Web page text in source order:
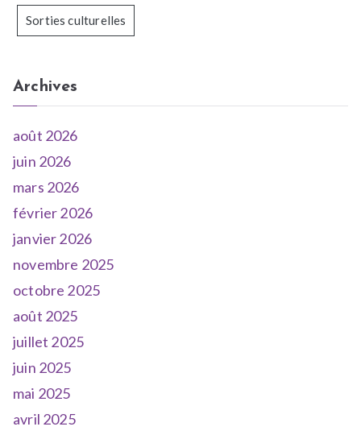
Sorties culturelles
Archives
août 2026
juin 2026
mars 2026
février 2026
janvier 2026
novembre 2025
octobre 2025
août 2025
juillet 2025
juin 2025
mai 2025
avril 2025